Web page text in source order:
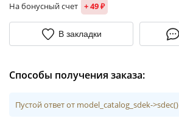
На бонусный счет + 49 ₽
В закладки
Способы получения заказа:
Пустой ответ от model_catalog_sdek->sdec()